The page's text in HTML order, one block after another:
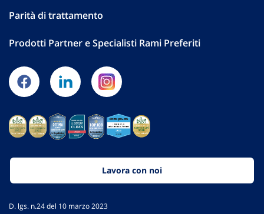
Parità di trattamento
Prodotti Partner e Specialisti Rami Preferiti
Lavora con noi
D. lgs. n.24 del 10 marzo 2023